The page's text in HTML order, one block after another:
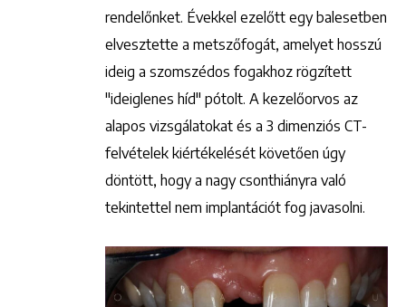
rendelőnket. Évekkel ezelőtt egy balesetben
elvesztette a metszőfogát, amelyet hosszú
ideig a szomszédos fogakhoz rögzített
"ideiglenes híd" pótolt. A kezelőorvos az
alapos vizsgálatokat és a 3 dimenziós CT-
felvételek kiértékelését követően úgy
döntött, hogy a nagy csonthiányra való
tekintettel nem implantációt fog javasolni.